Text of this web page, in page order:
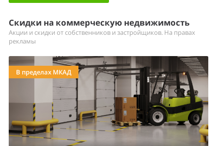
Скидки на коммерческую недвижимость
Акции и скидки от собственников и застройщиков. На правах
рекламы
В пределах МКАД